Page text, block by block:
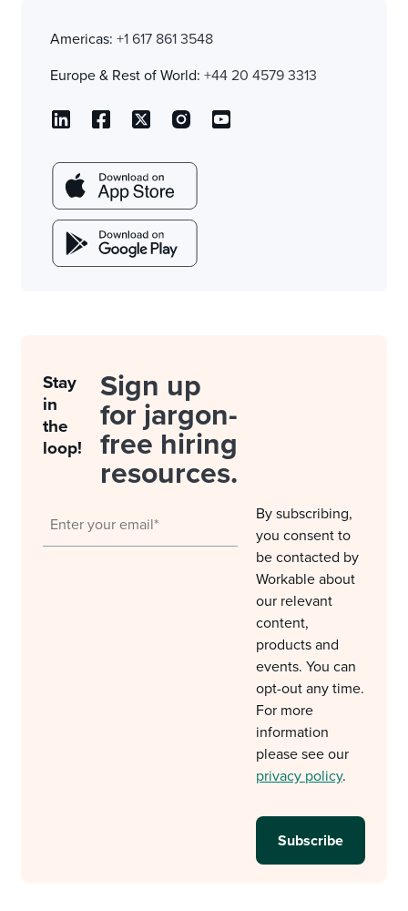
Americas: +1 617 861 3548
Europe & Rest of World: +44 20 4579 3313
Stay
in
the
loop!
Sign up
for jargon-
free hiring
resources.
By subscribing,
you consent to
be contacted by
Workable about
our relevant
content,
products and
events. You can
opt-out any time.
For more
information
please see our
privacy policy.